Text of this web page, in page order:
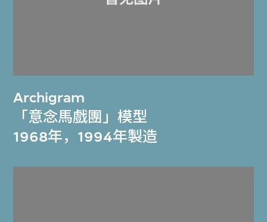
Archigram
「意念馬戲團」模型
1968年，1994年製造